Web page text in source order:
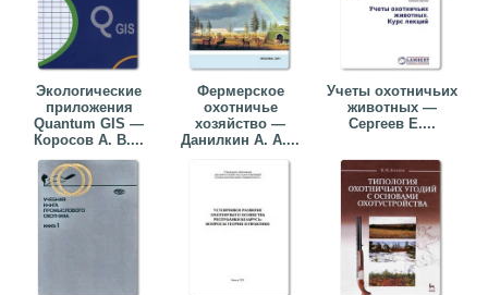
Экологические
приложения
Quantum GIS —
Коросов А. В....
Фермерское
охотничье
хозяйство —
Данилкин А. А....
Учеты охотничьих
животных —
Сергеев Е....